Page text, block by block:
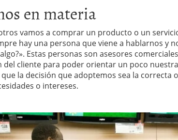
en materia
vamos a comprar un producto o un
hay una persona que viene a hablarnos y
Estas personas son asesores
del cliente para poder orientar un poco
la decisión que adoptemos sea la correcta
o intereses.